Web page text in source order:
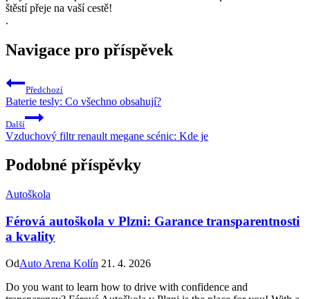
štěstí přeje na vaší cestě!
.
Navigace pro příspěvek
Předchozí
Baterie tesly: Co všechno obsahují?
Další
Vzduchový filtr renault megane scénic: Kde je
Podobné příspěvky
Autoškola
Férová autoškola v Plzni: Garance transparentnosti
a kvality
OdAuto Arena Kolín 21. 4. 2026
Do you want to learn how to drive with confidence and